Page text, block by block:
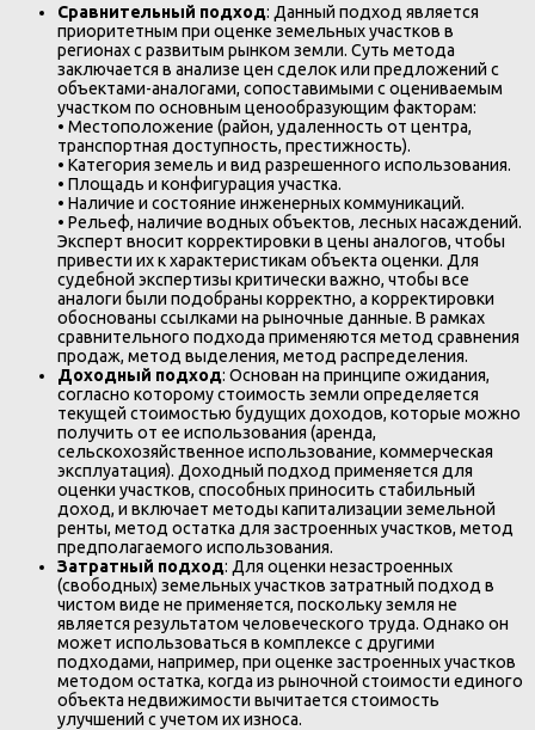
Сравнительный подход: Данный подход является
приоритетным при оценке земельных участков в
регионах с развитым рынком земли. Суть метода
заключается в анализе цен сделок или предложений с
объектами-аналогами, сопоставимыми с оцениваемым
участком по основным ценообразующим факторам:
• Местоположение (район, удаленность от центра,
транспортная доступность, престижность).
• Категория земель и вид разрешенного использования.
• Площадь и конфигурация участка.
• Наличие и состояние инженерных коммуникаций.
• Рельеф, наличие водных объектов, лесных насаждений.
Эксперт вносит корректировки в цены аналогов, чтобы
привести их к характеристикам объекта оценки. Для
судебной экспертизы критически важно, чтобы все
аналоги были подобраны корректно, а корректировки
обоснованы ссылками на рыночные данные. В рамках
сравнительного подхода применяются метод сравнения
продаж, метод выделения, метод распределения.
Доходный подход: Основан на принципе ожидания,
согласно которому стоимость земли определяется
текущей стоимостью будущих доходов, которые можно
получить от ее использования (аренда,
сельскохозяйственное использование, коммерческая
эксплуатация). Доходный подход применяется для
оценки участков, способных приносить стабильный
доход, и включает методы капитализации земельной
ренты, метод остатка для застроенных участков, метод
предполагаемого использования.
Затратный подход: Для оценки незастроенных
(свободных) земельных участков затратный подход в
чистом виде не применяется, поскольку земля не
является результатом человеческого труда. Однако он
может использоваться в комплексе с другими
подходами, например, при оценке застроенных участков
методом остатка, когда из рыночной стоимости единого
объекта недвижимости вычитается стоимость
улучшений с учетом их износа.